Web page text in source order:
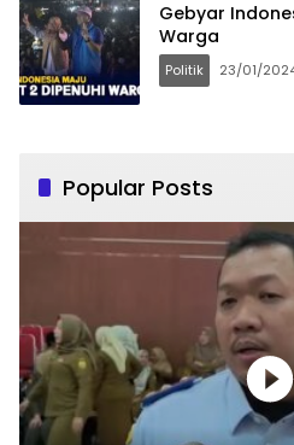
Gebyar
Warga
Politik 23/01/
Popular Posts